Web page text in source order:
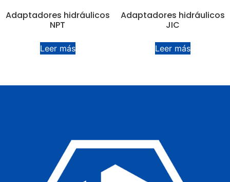
Adaptadores hidráulicos
NPT
Leer más
Adaptadores hidráulicos
JIC
Leer más